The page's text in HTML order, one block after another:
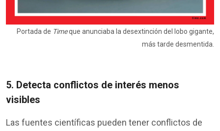
Portada de Timeque anunciaba la desextinción del lobo gigante,
más tarde desmentida.
5. Detecta conflictos de interés menos
visibles
Las fuentes científicas pueden tener conflictos de